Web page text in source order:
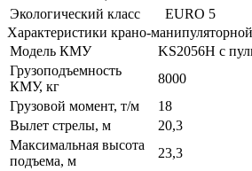
Экологический класс
EURO 5
Характеристики крано-
Модель КМУ
KS2056H c
Грузоподъемность
КМУ, кг
8000
Грузовой момент, т/м
18
Вылет стрелы, м
20,3
Максимальная высота
подъема, м
23,3